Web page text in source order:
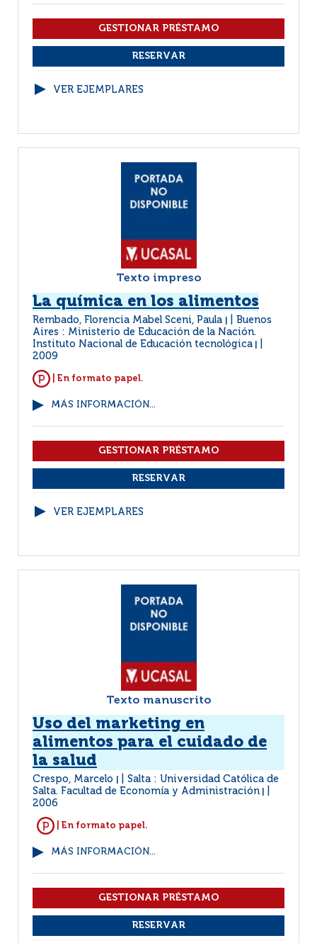
VER EJEMPLARES
Texto impreso
La química en los alimentos
Rembado, Florencia Mabel Sceni, Paula
Buenos
Aires : Ministerio de Educación de la Nación.
Instituto Nacional de Educación tecnológica
2009
| En formato papel.
MÁS INFORMACIÓN...
VER EJEMPLARES
Texto manuscrito
Uso del marketing en
alimentos para el cuidado de
la salud
Crespo, Marcelo
Salta : Universidad Católica de
Salta. Facultad de Economía y Administración
2006
| En formato papel.
MÁS INFORMACIÓN...